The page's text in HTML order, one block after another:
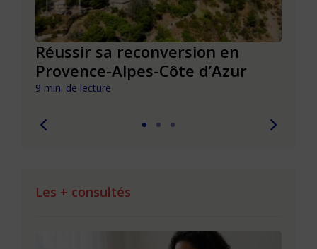
Réussir sa reconversion en
Provence-Alpes-Côte d’Azur
9 min. de lecture
Les + consultés